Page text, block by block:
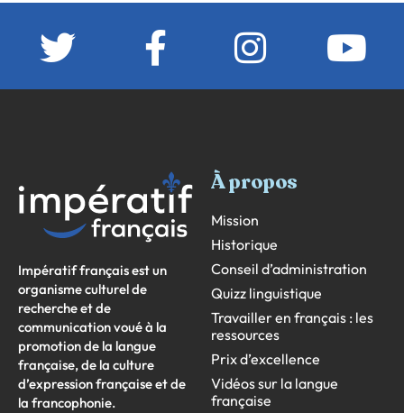
Impératif français est un
organisme culturel de
recherche et de
communication voué à la
promotion de la langue
française, de la culture
d’expression française et de
la francophonie.
À propos
Mission
Historique
Conseil d’administration
Quizz linguistique
Travailler en français : les
ressources
Prix d’excellence
Vidéos sur la langue
française